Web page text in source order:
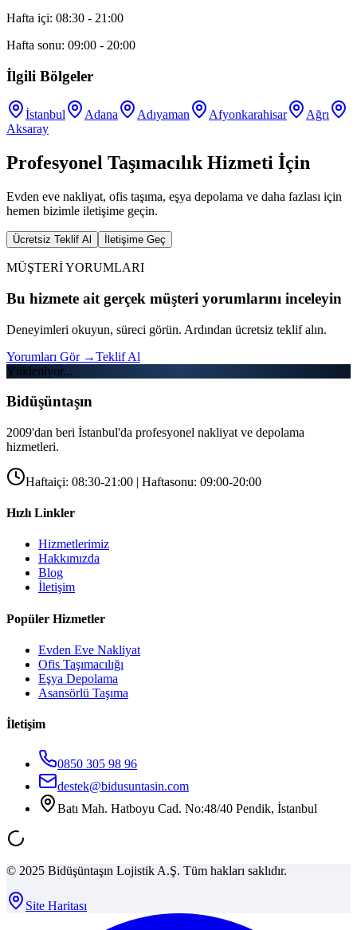
Hafta içi: 08:30 - 21:00
Hafta sonu: 09:00 - 20:00
İlgili Bölgeler
İstanbul Adana Adıyaman Afyonkarahisar
Ağrı
Aksaray
Profesyonel Taşımacılık Hizmeti İçin
Evden eve nakliyat, ofis taşıma, eşya depolama ve daha fazlası için
hemen bizimle iletişime geçin.
Ücretsiz Teklif Al İletişime Geç
MÜŞTERİ YORUMLARI
Bu hizmete ait gerçek müşteri yorumlarını inceleyin
Deneyimleri okuyun, süreci görün. Ardından ücretsiz teklif alın.
Yorumları Gör →Teklif Al
Yükleniyor...
Bidüşüntaşın
2009'dan beri İstanbul'da profesyonel nakliyat ve depolama
hizmetleri.
Haftaiçi: 08:30-21:00 | Haftasonu: 09:00-20:00
Hızlı Linkler
Hizmetlerimiz
Hakkımızda
Blog
İletişim
Popüler Hizmetler
Evden Eve Nakliyat
Ofis Taşımacılığı
Eşya Depolama
Asansörlü Taşıma
İletişim
0850 305 98 96
destek@bidusuntasin.com
Batı Mah. Hatboyu Cad. No:48/40 Pendik, İstanbul
© 2025 Bidüşüntaşın Lojistik A.Ş. Tüm hakları saklıdır.
Site Haritası